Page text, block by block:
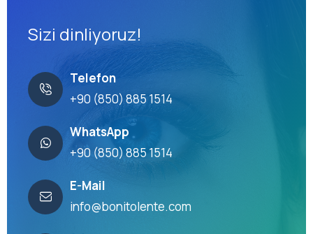
Sizi dinliyoruz!
Telefon
+90 (850) 885 1514
WhatsApp
+90 (850) 885 1514
E-Mail
info@bonitolente.com